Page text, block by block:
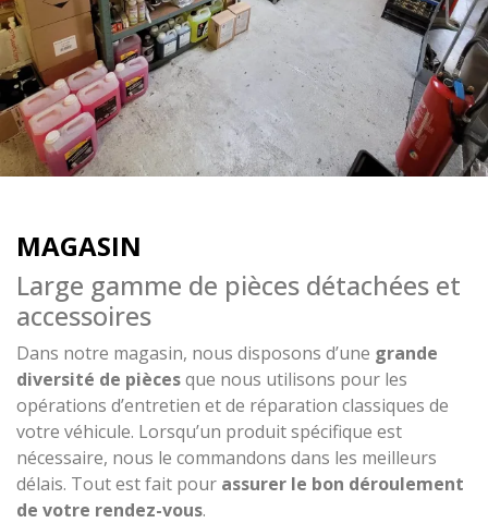
MAGASIN
Large gamme de pièces détachées et
accessoires
Dans notre magasin, nous disposons d’une grande
diversité de piècesque nous utilisons pour les
opérations d’entretien et de réparation classiques de
votre véhicule. Lorsqu’un produit spécifique est
nécessaire, nous le commandons dans les meilleurs
délais. Tout est fait pour assurer le bon déroulement
de votre rendez-vous.